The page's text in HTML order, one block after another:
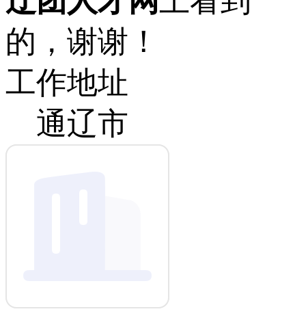
的，谢谢！
工作地址
通辽市